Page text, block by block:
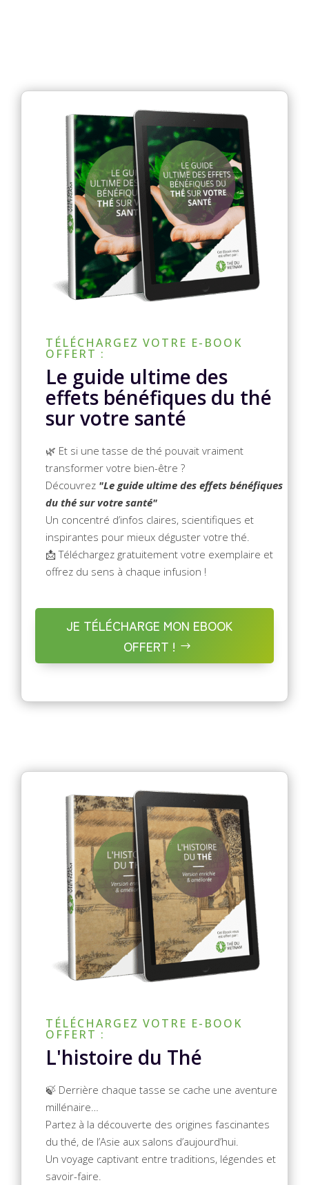
TÉLÉCHARGEZ VOTRE E-BOOK
OFFERT :
Le guide ultime des
effets bénéfiques du thé
sur votre santé
🌿 Et si une tasse de thé pouvait vraiment
transformer votre bien-être ?
Découvrez "Le guide ultime des effets bénéfiques
du thé sur votre santé"
Un concentré d’infos claires, scientifiques et
inspirantes pour mieux déguster votre thé.
📩 Téléchargez gratuitement votre exemplaire et
offrez du sens à chaque infusion !
JE TÉLÉCHARGE MON EBOOK
OFFERT !
TÉLÉCHARGEZ VOTRE E-BOOK
OFFERT :
L'histoire du Thé
🍃 Derrière chaque tasse se cache une aventure
millénaire…
Partez à la découverte des origines fascinantes
du thé, de l’Asie aux salons d’aujourd’hui.
Un voyage captivant entre traditions, légendes et
savoir-faire.